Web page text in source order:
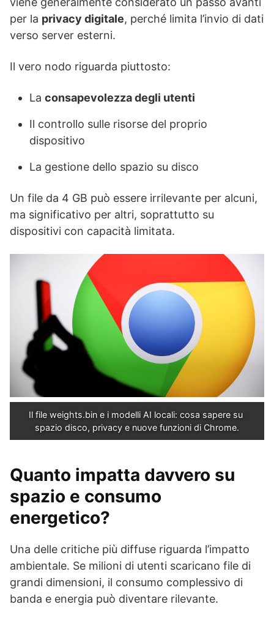
per la privacy digitale, perché limita l’invio di dati
verso server esterni.
Il vero nodo riguarda piuttosto:
La consapevolezza degli utenti
Il controllo sulle risorse del proprio
dispositivo
La gestione dello spazio su disco
Un file da 4 GB può essere irrilevante per alcuni,
ma significativo per altri, soprattutto su
dispositivi con capacità limitata.
Il file weights.bin e i modelli AI locali: cosa sapere su
spazio disco, privacy e nuove funzioni di Chrome.
Quanto impatta davvero su
spazio e consumo
energetico?
Una delle critiche più diffuse riguarda l’impatto
ambientale. Se milioni di utenti scaricano file di
grandi dimensioni, il consumo complessivo di
banda e energia può diventare rilevante.